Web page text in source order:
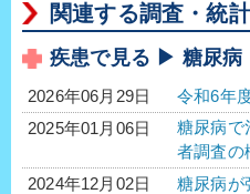
関連する調査・統計
疾患で見る ▶ 糖尿病
2026年06月29日
令和6年
2025年01月06日
糖尿病
者調査の
2024年12月02日
糖尿病が